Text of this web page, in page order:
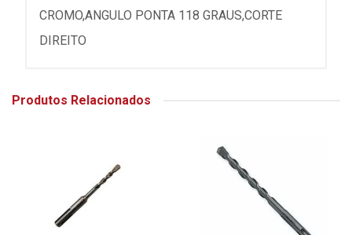
CROMO,ANGULO PONTA 118 GRAUS,CORTE
DIREITO
Produtos Relacionados